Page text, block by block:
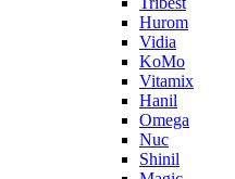
Hurom
Vidia
KoMo
Vitamix
Hanil
Omega
Nuc
Shinil